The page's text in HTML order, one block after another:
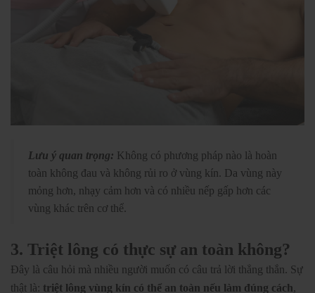
Lưu ý quan trọng: Không có phương pháp nào là hoàn
toàn không đau và không rủi ro ở vùng kín. Da vùng này
mỏng hơn, nhạy cảm hơn và có nhiều nếp gấp hơn các
vùng khác trên cơ thể.
3. Triệt lông có thực sự an toàn không?
Đây là câu hỏi mà nhiều người muốn có câu trả lời thẳng thắn. Sự
thật là: triệt lông vùng kín có thể an toàn nếu làm đúng cách,